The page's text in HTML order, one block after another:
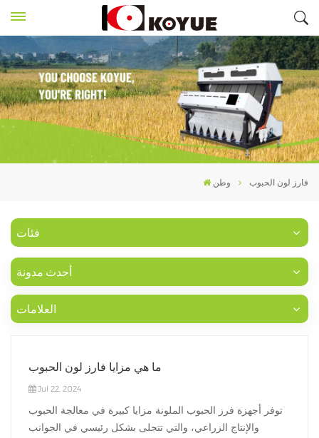
وطن فارز لون الحبوب
فئات
أحدث مدونة
العلامات
ما هي مزايا فارز لون الحبوب
Jul 22, 2024
توفر أجهزة فرز الحبوب الملونة مزايا كبيرة في معالجة الحبوب
والإنتاج الزراعي، والتي تتجلى بشكل رئيسي في الجوانب